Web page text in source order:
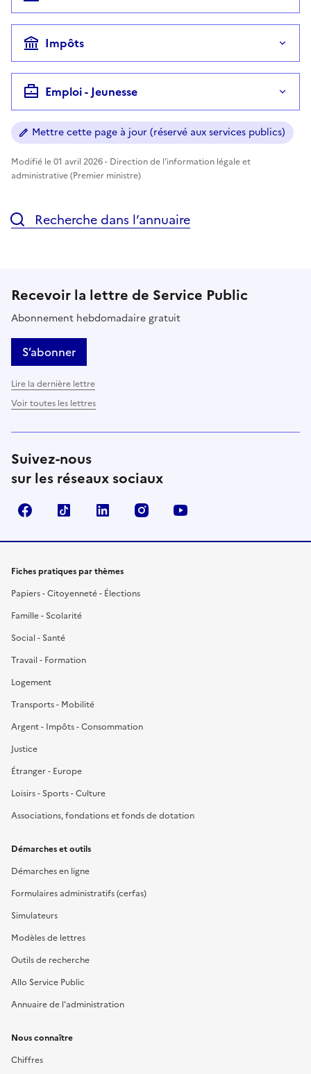
Impôts
Emploi - Jeunesse
Mettre cette page à jour (réservé aux services publics)
Modifié le 01 avril 2026 - Direction de l'information légale et
administrative (Premier ministre)
Recherche dans l’annuaire
Recevoir la lettre de Service Public
Abonnement hebdomadaire gratuit
S’abonner
Lire la dernière lettre
Voir toutes les lettres
Suivez-nous
sur les réseaux sociaux
FacebookTikTok LinkedIn Instagram
Fiches pratiques par thèmes
Papiers - Citoyenneté - Élections
Famille - Scolarité
Social - Santé
Travail - Formation
Logement
Transports - Mobilité
Argent - Impôts - Consommation
Justice
Étranger - Europe
Loisirs - Sports - Culture
Associations, fondations et fonds de dotation
Démarches et outils
Démarches en ligne
Formulaires administratifs (cerfas)
Simulateurs
Modèles de lettres
Outils de recherche
Allo Service Public
Annuaire de l'administration
Nous connaître
Chiffres